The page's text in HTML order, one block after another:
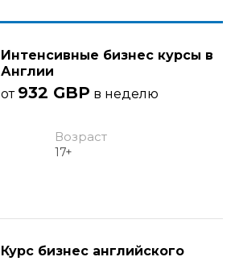
Интенсивные бизнес курсы в
Англии
от 932 GBP в неделю
Возраст
17+
Курс бизнес английского